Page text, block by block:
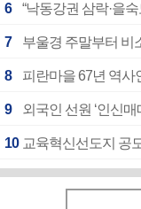
6 “낙동강권 삼락·을
7 부울경 주말부터 비
8 피란마을 67년 역
9 외국인 선원 ‘인신
10 교육혁신선도지 공